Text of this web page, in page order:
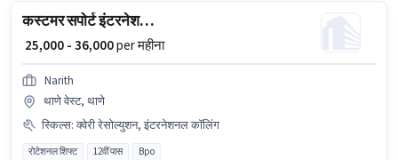
कस्टमर सपोर्ट इंटरनेशनल BPO एग्जीक्यूटिव
₹ 25,000 - 36,000per महीना
Narith
थाणे वेस्ट, थाणे
स्किल्स: क्वेरी रेसोल्युशन, इंटरनेशनल कॉलिंग
रोटेशनल शिफ्ट 12वीं पास Bpo